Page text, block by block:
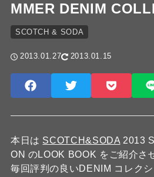
MMER DENIM
SCOTCH & SODA
2013.01.27 2013.01.15
本日は SCOTCH&SODA 2013
ON のLOOK BOOK をご紹介さ
毎回評判の良いDENIM コレクシ